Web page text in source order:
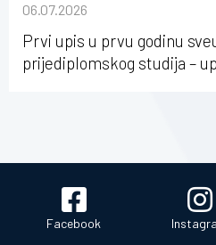
Osijeku
06.07.2026
Prvi upis u prvu godinu
prijediplomskog studija –
Facebook